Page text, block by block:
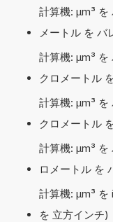
計算機: µm³
メートル を バ
計算機: µm³
クロメートル
計算機: µm³
クロメートル
計算機: µm³
ロメートル を
計算機: µm³
を 立方インチ)